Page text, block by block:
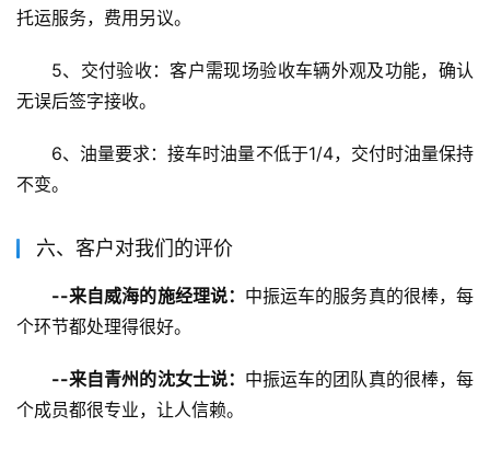
托运服务，费用另议。
5、交付验收：客户需现场验收车辆外观及功能，确认
无误后签字接收。
6、油量要求：接车时油量不低于1/4，交付时油量保持
不变。
六、客户对我们的评价
--来自威海的施经理说： 中振运车的服务真的很棒，每
个环节都处理得很好。
--来自青州的沈女士说： 中振运车的团队真的很棒，每
个成员都很专业，让人信赖。